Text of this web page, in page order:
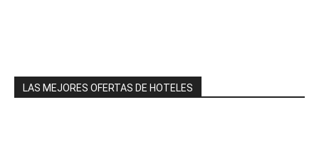
LAS MEJORES OFERTAS DE HOTELES